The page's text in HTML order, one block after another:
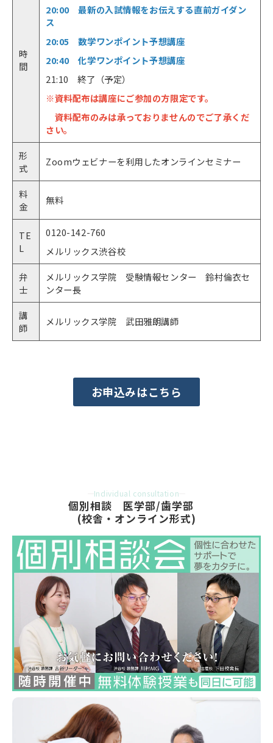
時
間
20:00 最新の入試情報をお伝えする直前ガイダン
ス
20:05 数学ワンポイント予想講座
20:40 化学ワンポイント予想講座
21:10 終了（予定）
※資料配布は講座にご参加の方限定です。
資料配布のみは承っておりませんのでご了承くだ
さい。
形
式
Zoomウェビナーを利用したオンラインセミナー
料
金
無料
TE
L
0120-142-760
メルリックス渋谷校
弁
士
メルリックス学院 受験情報センター 鈴村倫衣セ
ンター長
講
師
メルリックス学院 武田雅朗講師
お申込みはこちら
Individual consultation
個別相談　医学部/歯学部
(校舎・オンライン形式)